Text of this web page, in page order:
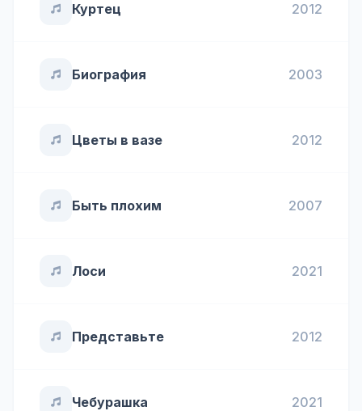
Куртец 2012
Биография 2003
Цветы в вазе 2012
Быть плохим 2007
Лоси 2021
Представьте 2012
Чебурашка 2021